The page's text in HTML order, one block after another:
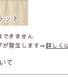
できません
が発生します⇒詳しく
て